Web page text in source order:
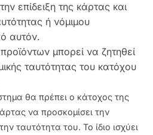
επίδειξη της κάρτας και
ή νόμιμου
αυτόν.
μπορεί να ζητηθεί
ταυτότητας του κατόχου
θα πρέπει ο κάτοχος της
να προσκομίσει την
ταυτότητα του. Το ίδιο ισχύει